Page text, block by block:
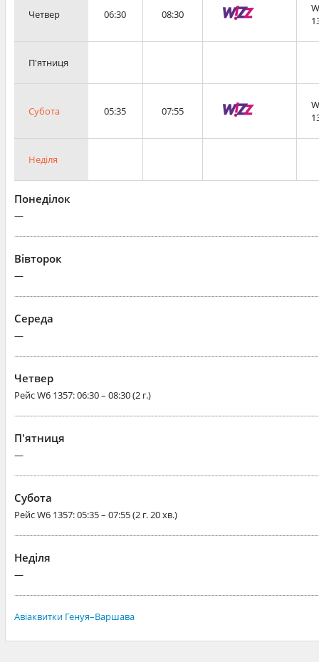
Четвер 06:30 08:30
П'ятниця
Субота 05:35 07:55
Неділя
Понеділок
—
Вівторок
—
Середа
—
Четвер
РейсW6 1357: 06:30 – 08:30 (2 г.)
П'ятниця
—
Субота
РейсW6 1357: 05:35 – 07:55 (2 г. 20 хв.)
Неділя
—
Авіаквитки Генуя–Варшава